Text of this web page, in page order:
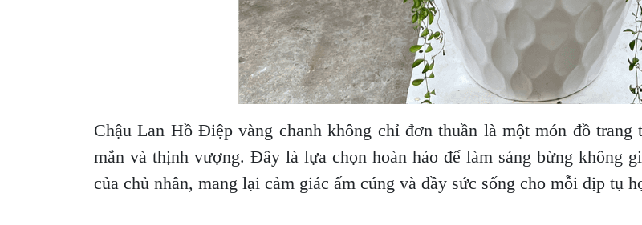
Chậu Lan Hồ Điệp vàng chanh không chỉ đơn thuần là một món đồ
mắn và thịnh vượng. Đây là lựa chọn hoàn hảo để làm sáng bừng không
của chủ nhân, mang lại cảm giác ấm cúng và đầy sức sống cho mỗi dịp tụ